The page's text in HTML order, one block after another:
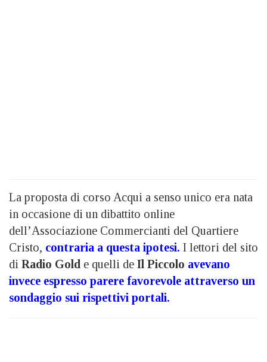
La proposta di corso Acqui a senso unico era nata
in occasione di un dibattito online
dell’Associazione Commercianti del Quartiere
Cristo, contraria a questa ipotesi. I lettori del sito
di Radio Gold e quelli de Il Piccolo avevano
invece espresso parere favorevole attraverso un
sondaggio sui rispettivi portali.